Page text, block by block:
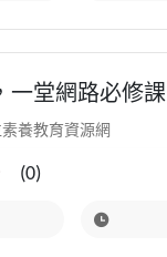
一堂網路必修課
養教育資源網
(0)